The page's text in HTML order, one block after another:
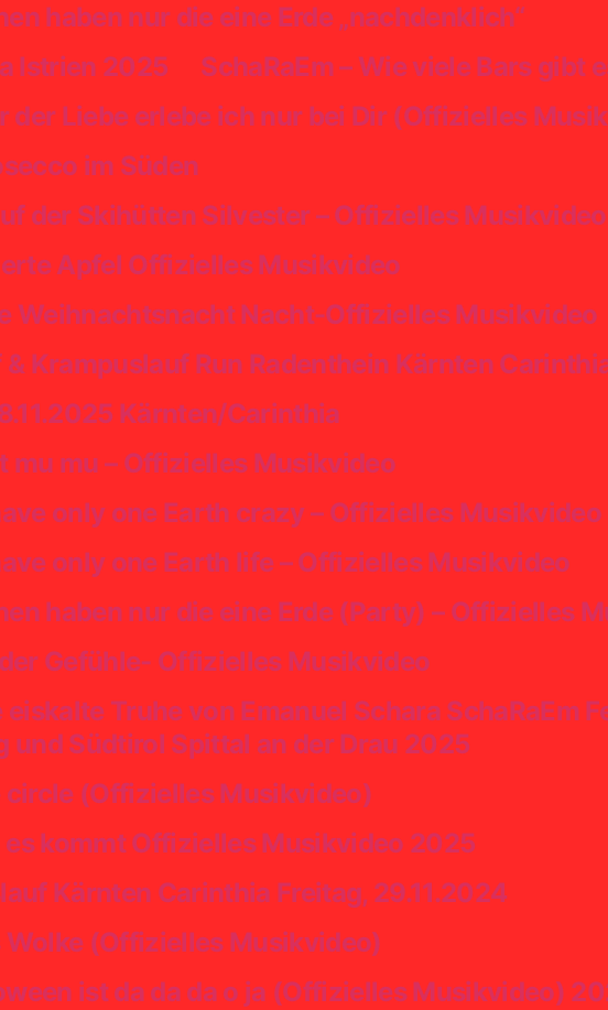
haben nur die eine Erde „nachdenklich“
Istrien 2025
SchaRaEm – Wie viele Bars gibt
der Liebe erlebe ich nur bei Dir (Offizielles
im Süden
der Skihütten Silvester – Offizielles Musikvideo
Apfel Offizielles Musikvideo
Weihnachtsnacht Nacht-Offizielles Musikvideo
Krampuslauf Run Radenthein Kärnten
Kärnten/Carinthia
mu mu – Offizielles Musikvideo
only one Earth crazy – Offizielles Musikvideo
only one Earth life – Offizielles Musikvideo
haben nur die eine Erde (Party) – Offizielles
Gefühle- Offizielles Musikvideo
eiskalte Truhe von Emanuel Schara SchaRaEm
und Südtirol Spittal an der Drau 2025
circle (Offizielles Musikvideo)
es kommt Offizielles Musikvideo 2025
Kärnten Carinthia Freitag, 29.11.2024
Wolke (Offizielles Musikvideo)
ist da da da o ja (Offizielles Musikvideo)